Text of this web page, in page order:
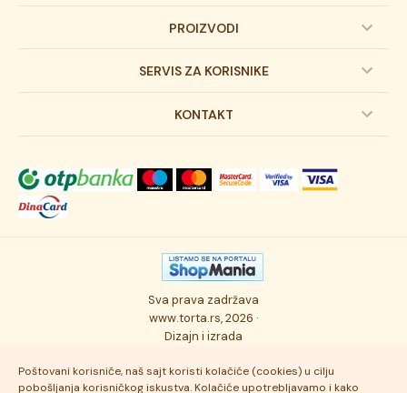
Poštovani korisniče, naš sajt koristi kolačiće (cookies) u cilju
pobošljanja korisničkog iskustva. Kolačiće upotrebljavamo i kako
PROIZVODI
Dečije torte
Svadbene torte
Torta klasici
Osmisli tortu
Ukusi torti
SERVIS ZA KORISNIKE
Prijava na newsletter
Dostava robe
Autorska prava
Politika privatnosti
Najčešće postavljana pitanja
KONTAKT
Novosti
Posao
Kontakt
Sva prava zadržava
www.torta.rs, 2026 ·
Dizajn i izrada